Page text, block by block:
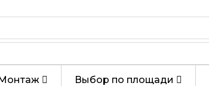
Выбор по площади